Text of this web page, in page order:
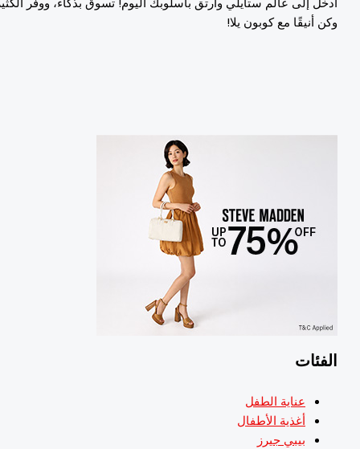
أنيقًا مع كوبون يلا!
عناية الطفل
أغذية الأطفال
بيبي جيرز